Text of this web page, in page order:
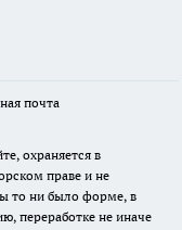
почта
охраняется в
праве и не
то ни было форме, в
переработке не иначе